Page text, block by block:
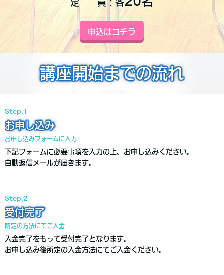
定 員：各
申込はコチラ
講座開始までの流れ
Step.1
お申し込み
お申し込みフォームに入力
下記フォームに必要事項を入力の上、お申し込みください。
自動返信メールが届きます。
Step.2
受付完了
所定の方法にてご入金
入金完了をもって受付完了となります。
お申し込み後所定の入金方法にてご入金ください。